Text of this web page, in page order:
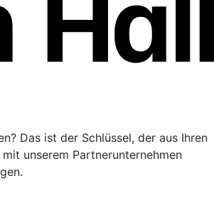
Das ist der Schlüssel, der aus Ihren
unserem Partnerunternehmen